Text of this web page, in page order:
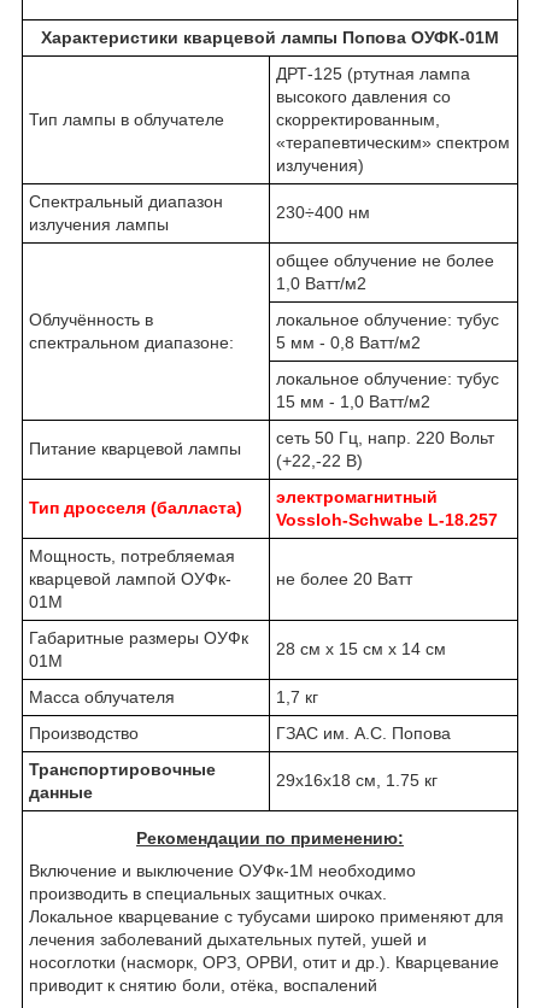
Характеристики кварцевой лампы Попова ОУФК-01М
Тип лампы в облучателе
ДРТ-125 (ртутная лампа
высокого давления со
скорректированным,
«терапевтическим» спектром
излучения)
Спектральный диапазон
излучения лампы
230÷400 нм
Облучённость в
спектральном диапазоне:
общее облучение не более
1,0 Ватт/м2
локальное облучение: тубус
5 мм - 0,8 Ватт/м2
локальное облучение: тубус
15 мм - 1,0 Ватт/м2
Питание кварцевой лампы
сеть 50 Гц, напр. 220 Вольт
(+22,-22 В)
Тип дросселя (балласта)
электромагнитный
Vossloh-Schwabe L-18.257
Мощность, потребляемая
кварцевой лампой ОУФк-
01М
не более 20 Ватт
Габаритные размеры ОУФк
01М
28 см х 15 см х 14 см
Масса облучателя
1,7 кг
Производство
ГЗАС им. А.С. Попова
Транспортировочные
данные
29х16х18 см, 1.75 кг
Рекомендации по применению:
Включение и выключение ОУФк-1М необходимо
производить в специальных защитных очках.
Локальное кварцевание с тубусами широко применяют для
лечения заболеваний дыхательных путей, ушей и
носоглотки (насморк, ОРЗ, ОРВИ, отит и др.). Кварцевание
приводит к снятию боли, отёка, воспалений